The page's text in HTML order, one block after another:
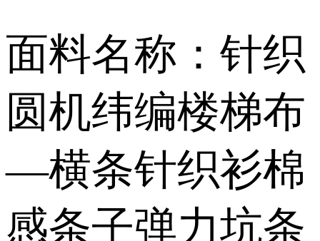
面料名称：针织
圆机纬编楼梯布
—横条针织衫棉
感条子弹力坑条